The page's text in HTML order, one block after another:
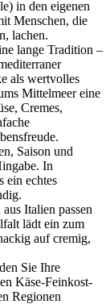
in den eigenen
Menschen, die
lachen.
lange Tradition –
als wertvolles
Mittelmeer eine
Cremes,
Saison und
In
ein echtes
Italien passen
lädt ein zum
auf cremig,
Sie Ihre
Käse-Feinkost-
Regionen